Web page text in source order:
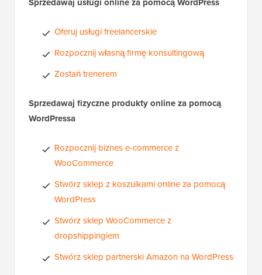
Oferuj usługi freelancerskie
Rozpocznij własną firmę konsultingową
Zostań trenerem
Sprzedawaj fizyczne produkty online za pomocą
WordPressa
Rozpocznij biznes e-commerce z
WooCommerce
Stwórz sklep z koszulkami online za pomocą
WordPress
Stwórz sklep WooCommerce z
dropshippingiem
Stwórz sklep partnerski Amazon na WordPress